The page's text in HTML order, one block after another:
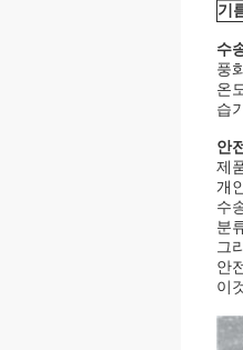
기
수
풍
온
습
안
제
개
수
분
그
안
이